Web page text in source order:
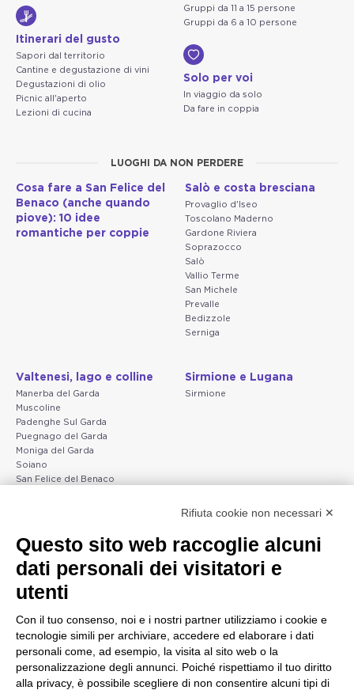
Itinerari del gusto
Sapori dal territorio
Cantine e degustazione di vini
Degustazioni di olio
Picnic all'aperto
Lezioni di cucina
Gruppi da 11 a 15 persone
Gruppi da 6 a 10 persone
Solo per voi
In viaggio da solo
Da fare in coppia
LUOGHI DA NON PERDERE
Cosa fare a San Felice del
Benaco (anche quando
piove): 10 idee
romantiche per coppie
Salò e costa bresciana
Provaglio d'Iseo
Toscolano Maderno
Gardone Riviera
Soprazocco
Salò
Vallio Terme
San Michele
Prevalle
Bedizzole
Serniga
Valtenesi, lago e colline
Manerba del Garda
Muscoline
Padenghe Sul Garda
Puegnago del Garda
Moniga del Garda
Soiano
San Felice del Benaco
Sirmione e Lugana
Sirmione
Peschiera e la costa
veneta
Lazise
Peschiera del Garda
Verona
Valeggio sul Mincio
San Giorgio di Valpolicella
Garda
Negrar di Valpolicella
Gargnano e l'Alto Garda
Gargnano
Arco
Campione
Nago-Torbole
Torbole
Bleggio superiore
Villa Lagarina
Rifiuta cookie non necessari ✕
Questo sito web raccoglie alcuni
dati personali dei visitatori e
utenti
Con il tuo consenso, noi e i nostri partner utilizziamo i cookie e
tecnologie simili per archiviare, accedere ed elaborare i dati
personali come, ad esempio, la visita al sito web o la
personalizzazione degli annunci. Poiché rispettiamo il tuo diritto
alla privacy, è possibile scegliere di non consentire alcuni tipi di